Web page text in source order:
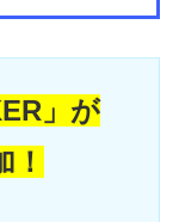
」が